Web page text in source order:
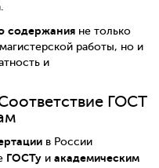
содержания не только
работы, но и
и
ГОСТ
в России
ГОСТу и академическим